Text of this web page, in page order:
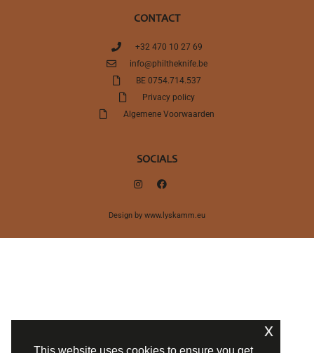
CONTACT
+32 470 10 27 69
info@philtheknife.be
BE 0754.714.537
Privacy policy
Algemene Voorwaarden
SOCIALS
Design by www.lyskamm.eu
This website uses cookies to ensure you get
x